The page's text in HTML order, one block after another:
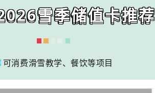
雪季储值卡推荐
可消费滑雪教学、餐饮等项目